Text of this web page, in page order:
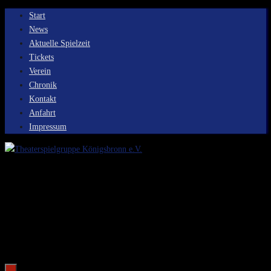
Zum
Inhalt
springen
Start
News
Aktuelle Spielzeit
Tickets
Verein
Chronik
Kontakt
Anfahrt
Impressum